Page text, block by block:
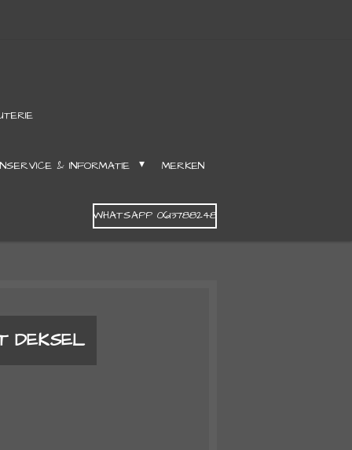
& INFORMATIE MERKEN
WHATSAPP 0613788248
DEKSEL